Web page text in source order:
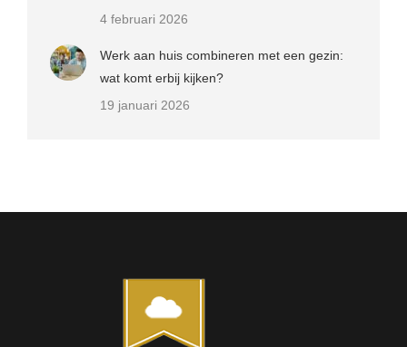
4 februari 2026
Werk aan huis combineren met een gezin:
wat komt erbij kijken?
19 januari 2026